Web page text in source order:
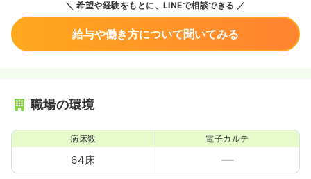
希望や経験をもとに、LINEで相談できる
給与や働き方について聞いてみる
職場の環境
病床数
64床
電子カルテ